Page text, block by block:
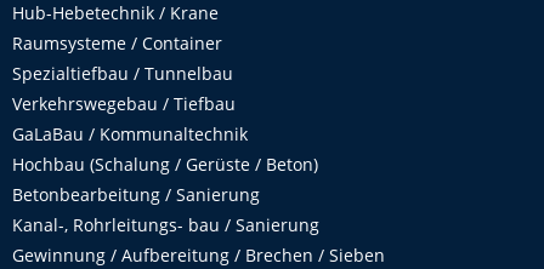
Hub-Hebetechnik / Krane
Raumsysteme / Container
Spezialtiefbau / Tunnelbau
Verkehrswegebau / Tiefbau
GaLaBau / Kommunaltechnik
Hochbau (Schalung / Gerüste / Beton)
Betonbearbeitung / Sanierung
Kanal-, Rohrleitungs- bau / Sanierung
Gewinnung / Aufbereitung / Brechen / Sieben